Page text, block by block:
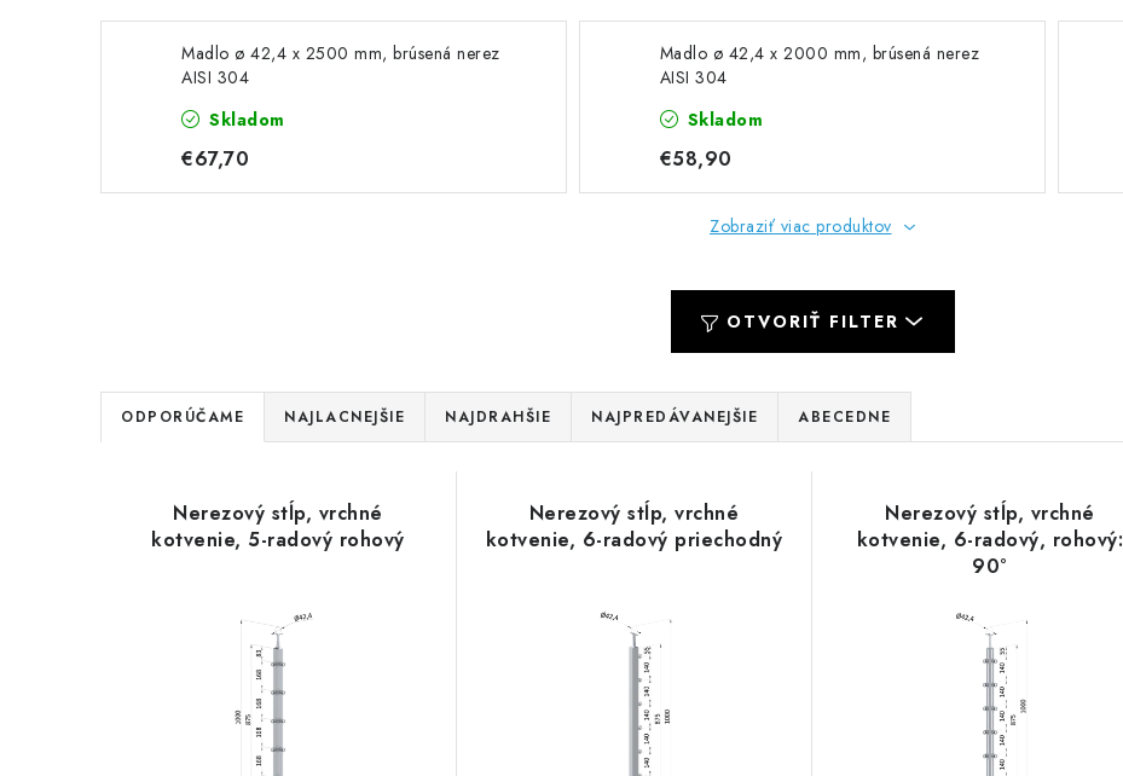
Madlo ø 42,4 x 2500 mm, brúsená nerez
AISI 304
Skladom
€67,70
Madlo ø 42,4 x 2000 mm, brúsená nerez
AISI 304
Skladom
€58,90
Zobraziť viac produktov
OTVORIŤ FILTER
R
a
ODPORÚČAME NAJLACNEJŠIE NAJDRAHŠIE NAJPREDÁVANEJŠIE ABECEDNE
Nerezový stĺp, vrchné
kotvenie, 5-radový rohový
Nerezový stĺp, vrchné
kotvenie, 6-radový priechodný
Nerezový stĺp, vrchné
kotvenie, 6-radový, rohový:
90°